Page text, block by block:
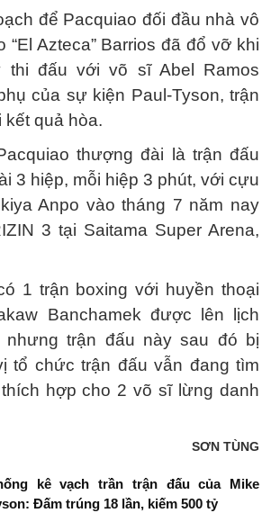
để Pacquiao đối đầu nhà vô
“El Azteca” Barrios đã đổ vỡ khi
thi đấu với võ sĩ Abel Ramos
của sự kiện Paul-Tyson, trận
kết quả hòa.
thượng đài là trận đấu
3 hiệp, mỗi hiệp 3 phút, với cựu
Anpo vào tháng 7 năm nay
3 tại Saitama Super Arena,
1 trận boxing với huyền thoại
Banchamek được lên lịch
nhưng trận đấu này sau đó bị
tổ chức trận đấu vẫn đang tìm
hợp cho 2 võ sĩ lừng danh
SƠN TÙNG
kê vạch trần trận đấu của Mike
Đấm trúng 18 lần, kiếm 500 tỷ